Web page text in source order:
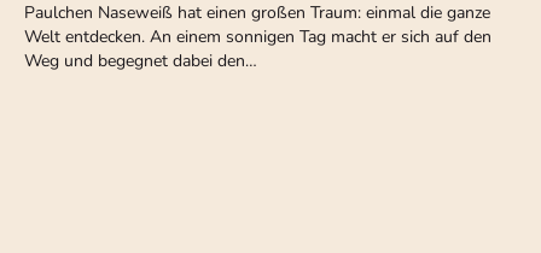
Paulchen Naseweiß hat einen großen Traum: einmal die ganze
Welt entdecken. An einem sonnigen Tag macht er sich auf den
Weg und begegnet dabei den…